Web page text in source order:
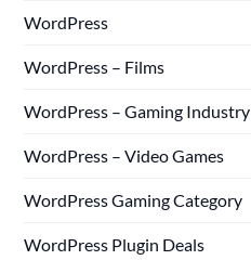
WordPress
WordPress – Films
WordPress – Gaming Industry
WordPress – Video Games
WordPress Gaming Category
WordPress Plugin Deals